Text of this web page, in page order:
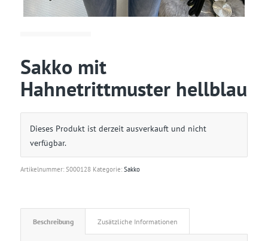
Sakko mit
Hahnetrittmuster hellblau
Dieses Produkt ist derzeit ausverkauft und nicht
verfügbar.
Artikelnummer: S000128 Kategorie: Sakko
Beschreibung Zusätzliche Informationen